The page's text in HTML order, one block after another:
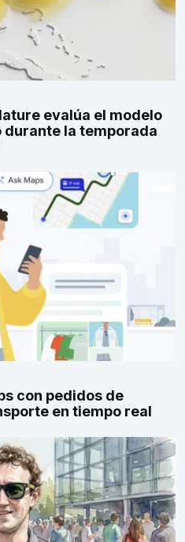
evalúa el modelo
durante la temporada
con pedidos de
en tiempo real